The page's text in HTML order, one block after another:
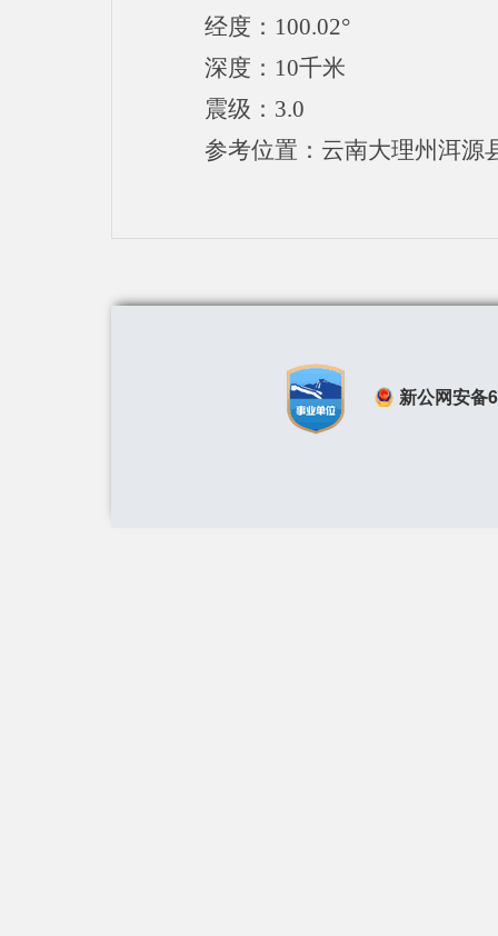
经度：100.02°
深度：10千米
震级：3.0
参考位置：云南大理州洱源
新公网安备